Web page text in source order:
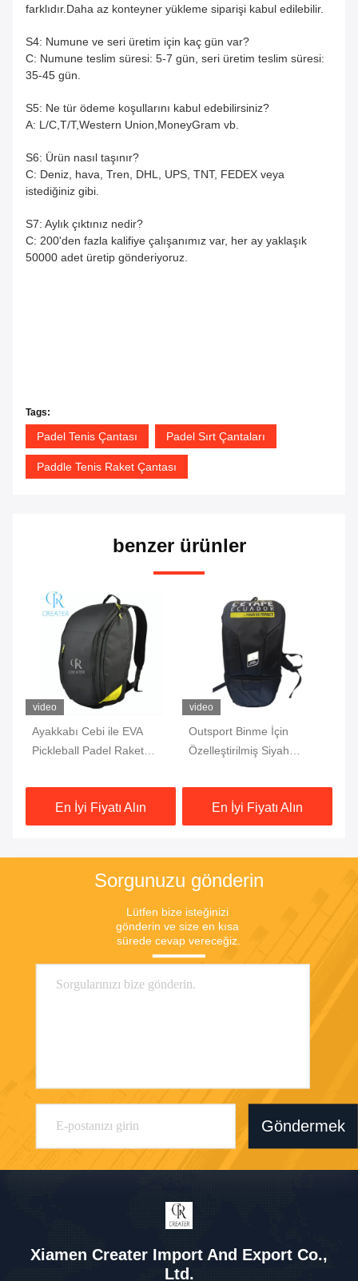
farklıdır.Daha az konteyner yükleme siparişi kabul edilebilir.
S4: Numune ve seri üretim için kaç gün var?
C: Numune teslim süresi: 5-7 gün, seri üretim teslim süresi:
35-45 gün.
S5: Ne tür ödeme koşullarını kabul edebilirsiniz?
A: L/C,T/T,Western Union,MoneyGram vb.
S6: Ürün nasıl taşınır?
C: Deniz, hava, Tren, DHL, UPS, TNT, FEDEX veya
istediğiniz gibi.
S7: Aylık çıktınız nedir?
C: 200'den fazla kalifiye çalışanımız var, her ay yaklaşık
50000 adet üretip gönderiyoruz.
Tags:
Padel Tenis Çantası Padel Sırt Çantaları
Paddle Tenis Raket Çantası
benzer ürünler
video
Ayakkabı Cebi ile EVA
Pickleball Padel Raket
Tenis Sırt Çantası
En İyi Fiyatı Alın
video
Outsport Binme İçin
Özelleştirilmiş Siyah
Çantası
En İyi Fiyatı Alın
Sorgunuzu gönderin
Lütfen bize isteğinizi
gönderin ve size en kısa
sürede cevap vereceğiz.
Göndermek
Xiamen Creater Import And Export Co.,
Ltd.